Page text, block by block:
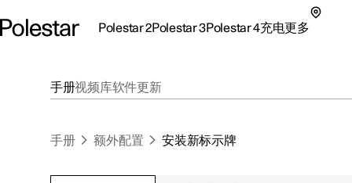
Polestar 2Polestar 3Polestar 4充电更多
手册视频库软件更新
手册 额外配置 安装新标示牌